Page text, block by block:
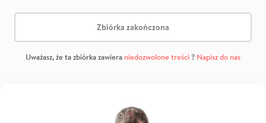
Zbiórka zakończona
Uważasz, że ta zbiórka zawiera niedozwolone treści? Napisz do nas